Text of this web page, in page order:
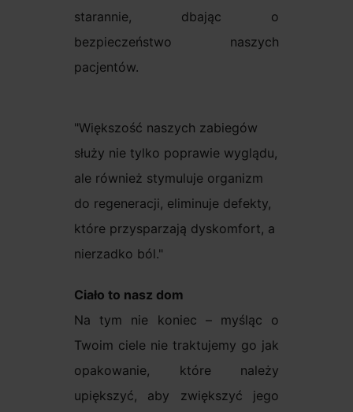
starannie, dbając o
bezpieczeństwo naszych
pacjentów.
Większość naszych zabiegów
służy nie tylko poprawie wyglądu,
ale również stymuluje organizm
do regeneracji, eliminuje defekty,
które przysparzają dyskomfort, a
nierzadko ból.
Ciało to nasz dom
Na tym nie koniec – myśląc o
Twoim ciele nie traktujemy go jak
opakowanie, które należy
upiększyć, aby zwiększyć jego